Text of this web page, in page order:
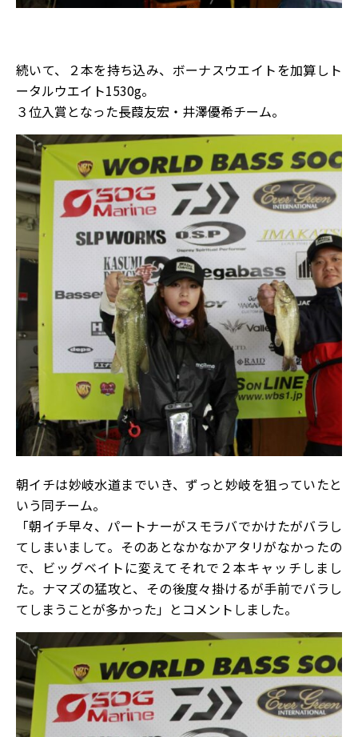
続いて、２本を持ち込み、ボーナスウエイトを加算しト
ータルウエイト1530g。
３位入賞となった長葭友宏・井澤優希チーム。
朝イチは妙岐水道までいき、ずっと妙岐を狙っていたと
いう同チーム。
「朝イチ早々、パートナーがスモラバでかけたがバラし
てしまいまして。そのあとなかなかアタリがなかったの
で、ビッグベイトに変えてそれで２本キャッチしまし
た。ナマズの猛攻と、その後度々掛けるが手前でバラし
てしまうことが多かった」とコメントしました。